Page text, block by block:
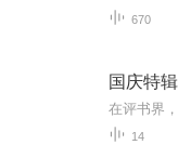
670
国庆特
14